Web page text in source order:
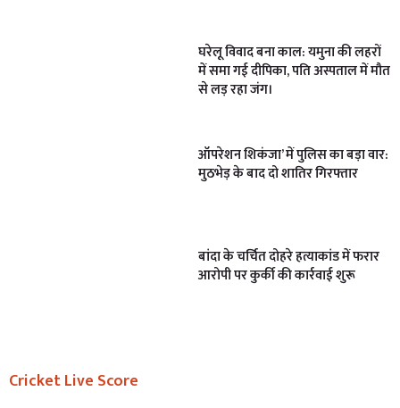
घरेलू विवाद बना काल: यमुना की लहरों
में समा गई दीपिका, पति अस्पताल में मौत
से लड़ रहा जंग।
ऑपरेशन शिकंजा’ में पुलिस का बड़ा वार:
मुठभेड़ के बाद दो शातिर गिरफ्तार
बांदा के चर्चित दोहरे हत्याकांड में फरार
आरोपी पर कुर्की की कार्रवाई शुरू
Cricket Live Score